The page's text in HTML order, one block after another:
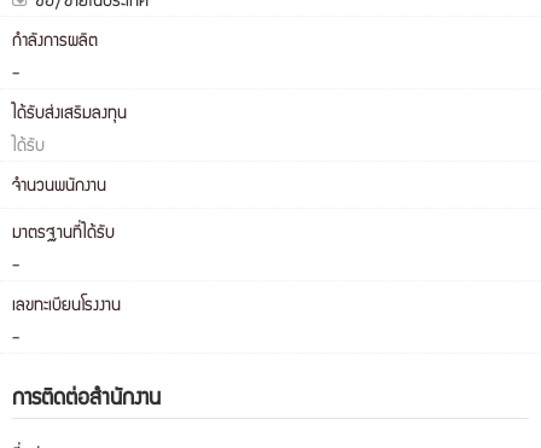
กำลังการผลิต
-
ได้รับส่งเสริมลงทุน
ได้รับ
จำนวนพนักงาน
มาตรฐานที่ได้รับ
-
เลขทะเบียนโรงงาน
-
การติดต่อสำนักงาน